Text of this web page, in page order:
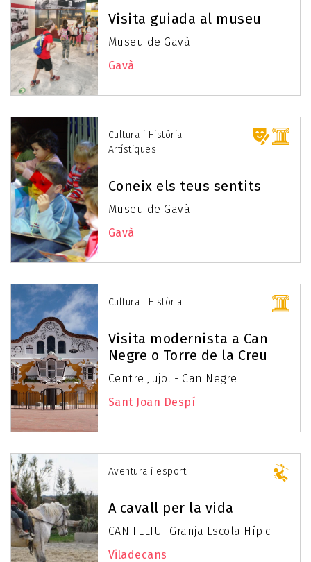
Visita guiada al museu
Museu de Gavà
Gavà
Cultura i Història
Artístiques
Coneix els teus sentits
Museu de Gavà
Gavà
Cultura i Història
Visita modernista a Can
Negre o Torre de la Creu
Centre Jujol - Can Negre
Sant Joan Despí
Aventura i esport
A cavall per la vida
CAN FELIU- Granja Escola Hípic
Viladecans